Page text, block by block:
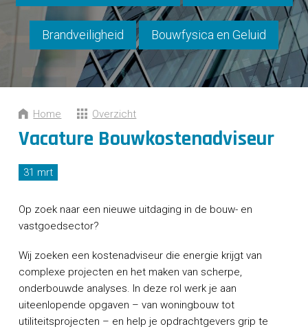
OVER M3E
NIEUWS
CONTACT
Brandveiligheid Bouwfysica en Geluid
Home Overzicht
Vacature Bouwkostenadviseur
31 mrt
Op zoek naar een nieuwe uitdaging in de bouw- en
vastgoedsector?
Wij zoeken een kostenadviseur die energie krijgt van
complexe projecten en het maken van scherpe,
onderbouwde analyses. In deze rol werk je aan
uiteenlopende opgaven – van woningbouw tot
utiliteitsprojecten – en help je opdrachtgevers grip te